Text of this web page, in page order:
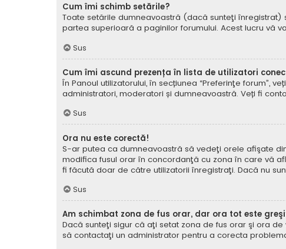
Cum îmi schimb setările?
Toate setările dumneavoastră (dacă sunteţi înregistrat)
partea superioară a paginilor forumului. Acest lucru vă
Sus
Cum îmi ascund prezența în lista de utilizatori
În Panoul utilizatorului, în secțiunea “Preferinţe forum”,
administratori, moderatori și dumneavoastră. Veți fi
Sus
Ora nu este corectă!
S-ar putea ca dumneavoastră să vedeţi orele afişate
modifica fusul orar în concordanţă cu zona în care vă
fi făcută doar de către utilizatorii înregistraţi. Dacă nu
Sus
Am schimbat zona de fus orar, dar ora tot este
Dacă sunteţi sigur că aţi setat zona de fus orar şi ora
să contactaţi un administrator pentru a corecta